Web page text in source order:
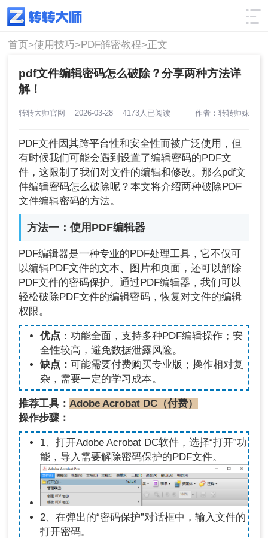
使用技巧 筛选
首页>使用技巧>PDF解密教程>正文
pdf文件编辑密码怎么破除？分享两种方法详
解！
转转大师官网 2026-03-28 4173人已阅读 作者：转转师妹
PDF文件因其跨平台性和安全性而被广泛使用，但
有时候我们可能会遇到设置了编辑密码的PDF文
件，这限制了我们对文件的编辑和修改。那么pdf文
件编辑密码怎么破除呢？本文将介绍两种破除PDF
文件编辑密码的方法。
方法一：使用PDF编辑器
PDF编辑器是一种专业的PDF处理工具，它不仅可
以编辑PDF文件的文本、图片和页面，还可以解除
PDF文件的密码保护。通过PDF编辑器，我们可以
轻松破除PDF文件的编辑密码，恢复对文件的编辑
权限。
优点 ：功能全面，支持多种PDF编辑操作；安
全性较高，避免数据泄露风险。
缺点： 可能需要付费购买专业版；操作相对复
杂，需要一定的学习成本。
推荐工具：Adobe Acrobat DC（付费）
操作步骤：
1、打开Adobe Acrobat DC软件，选择“打开”功
能，导入需要解除密码保护的PDF文件。
2、在弹出的“密码保护”对话框中，输入文件的
打开密码。